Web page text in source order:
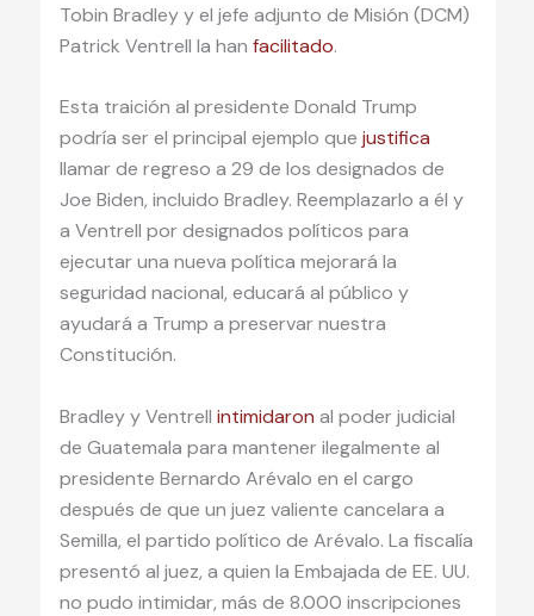
Tobin Bradley y el jefe adjunto de Misión (DCM)
Patrick Ventrell la han facilitado.
Esta traición al presidente Donald Trump
podría ser el principal ejemplo que justifica
llamar de regreso a 29 de los designados de
Joe Biden, incluido Bradley. Reemplazarlo a él y
a Ventrell por designados políticos para
ejecutar una nueva política mejorará la
seguridad nacional, educará al público y
ayudará a Trump a preservar nuestra
Constitución.
Bradley y Ventrell intimidaron al poder judicial
de Guatemala para mantener ilegalmente al
presidente Bernardo Arévalo en el cargo
después de que un juez valiente cancelara a
Semilla, el partido político de Arévalo. La fiscalía
presentó al juez, a quien la Embajada de EE. UU.
no pudo intimidar, más de 8.000 inscripciones